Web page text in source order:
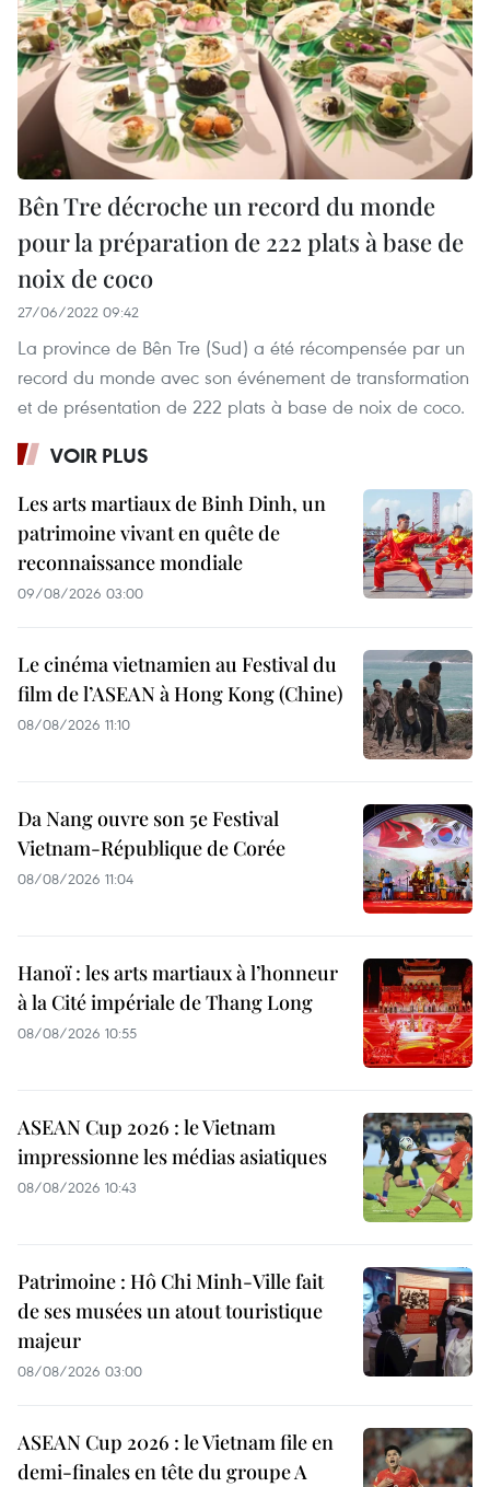
Bên Tre décroche un record du monde
pour la préparation de 222 plats à base de
noix de coco
27/06/2022 09:42
La province de Bên Tre (Sud) a été récompensée par un
record du monde avec son événement de transformation
et de présentation de 222 plats à base de noix de coco.
VOIR PLUS
Les arts martiaux de Binh Dinh, un
patrimoine vivant en quête de
reconnaissance mondiale
09/08/2026 03:00
Le cinéma vietnamien au Festival du
film de l’ASEAN à Hong Kong (Chine)
08/08/2026 11:10
Da Nang ouvre son 5e Festival
Vietnam-République de Corée
08/08/2026 11:04
Hanoï : les arts martiaux à l’honneur
à la Cité impériale de Thang Long
08/08/2026 10:55
ASEAN Cup 2026 : le Vietnam
impressionne les médias asiatiques
08/08/2026 10:43
Patrimoine : Hô Chi Minh-Ville fait
de ses musées un atout touristique
majeur
08/08/2026 03:00
ASEAN Cup 2026 : le Vietnam file en
demi-finales en tête du groupe A